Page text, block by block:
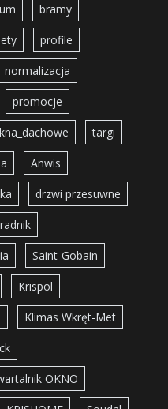
bramy
profile
normalizacja
promocje
targi
Anwis
drzwi przesuwne
Saint-Gobain
Krispol
Klimas Wkręt-Met
OKNO